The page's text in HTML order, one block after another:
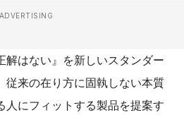
ADVERTISING
はない』を新しいスタンダー
従来の在り方に固執しない本質
人にフィットする製品を提案す